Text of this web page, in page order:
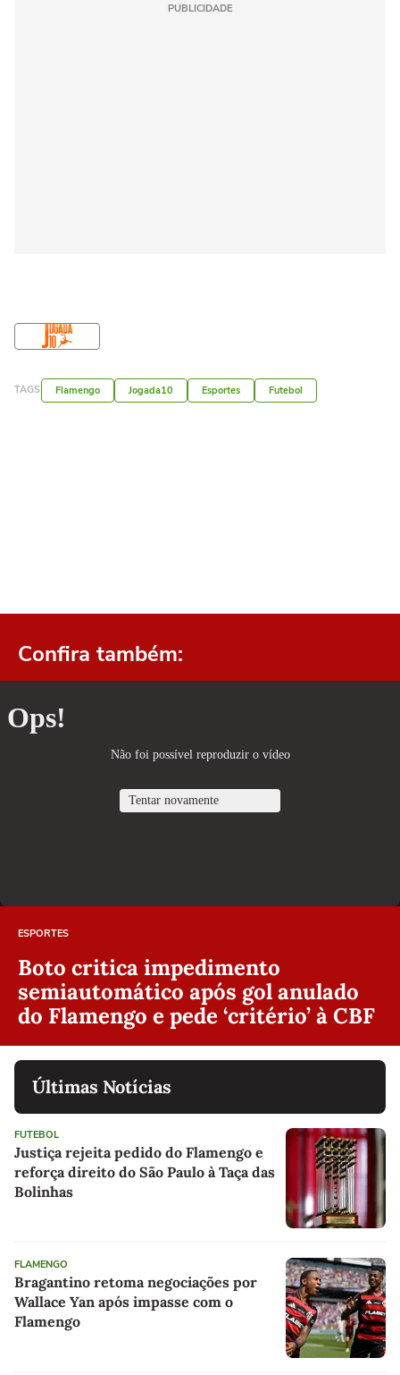
PUBLICIDADE
TAGS Flamengo Jogada10 Esportes Futebol
Confira também:
ESPORTES
Boto critica impedimento
semiautomático após gol anulado
do Flamengo e pede ‘critério’ à CBF
Últimas Notícias
FUTEBOL
Justiça rejeita pedido do Flamengo e
reforça direito do São Paulo à Taça das
Bolinhas
FLAMENGO
Bragantino retoma negociações por
Wallace Yan após impasse com o
Flamengo